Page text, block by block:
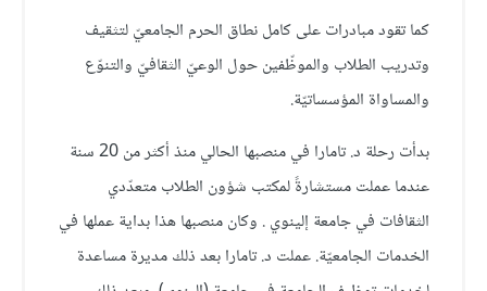
كما تقود مبادرات على كامل نطاق الحرم الجامعيّ لتثقيف
وتدريب الطلاب والموظّفين حول الوعيّ الثقافيّ والتنوّع
والمساواة المؤسساتيّة.
بدأت رحلة د. تامارا في منصبها الحالي منذ أكثر من 20 سنة
عندما عملت مستشارةً لمكتب شؤون الطلاب متعدّدي
الثقافات في جامعة إلينوي . وكان منصبها هذا بداية عملها في
الخدمات الجامعيّة. عملت د. تامارا بعد ذلك مديرة مساعدة